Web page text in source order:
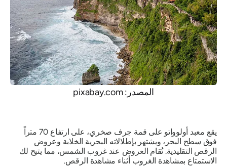
المصدر: pixabay.com
يقع معبد أولوواتو على قمة جرف صخري، على ارتفاع 70 متراً
فوق سطح البحر، ويشتهر بإطلالاته البحرية الخلابة وعروض
الرقص التقليدية. تُقام العروض عند غروب الشمس، مما يتيح لك
الاستمتاع بمشاهدة الغروب أثناء مشاهدة الرقص.